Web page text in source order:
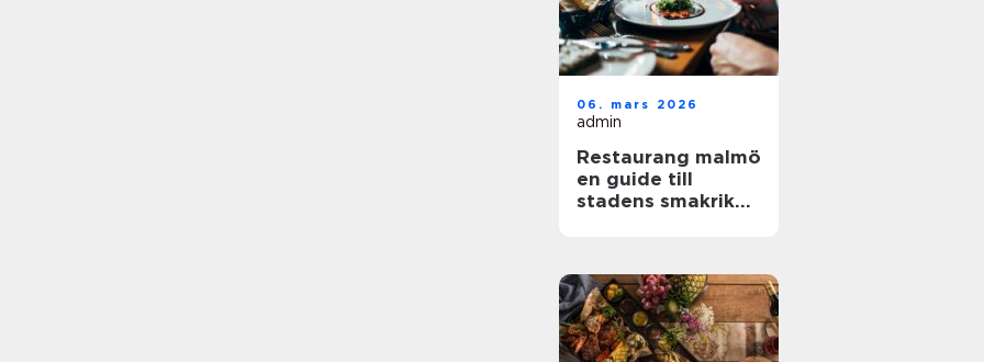
06. mars 2026
admin
Restaurang malmö
en guide till
stadens smakrika